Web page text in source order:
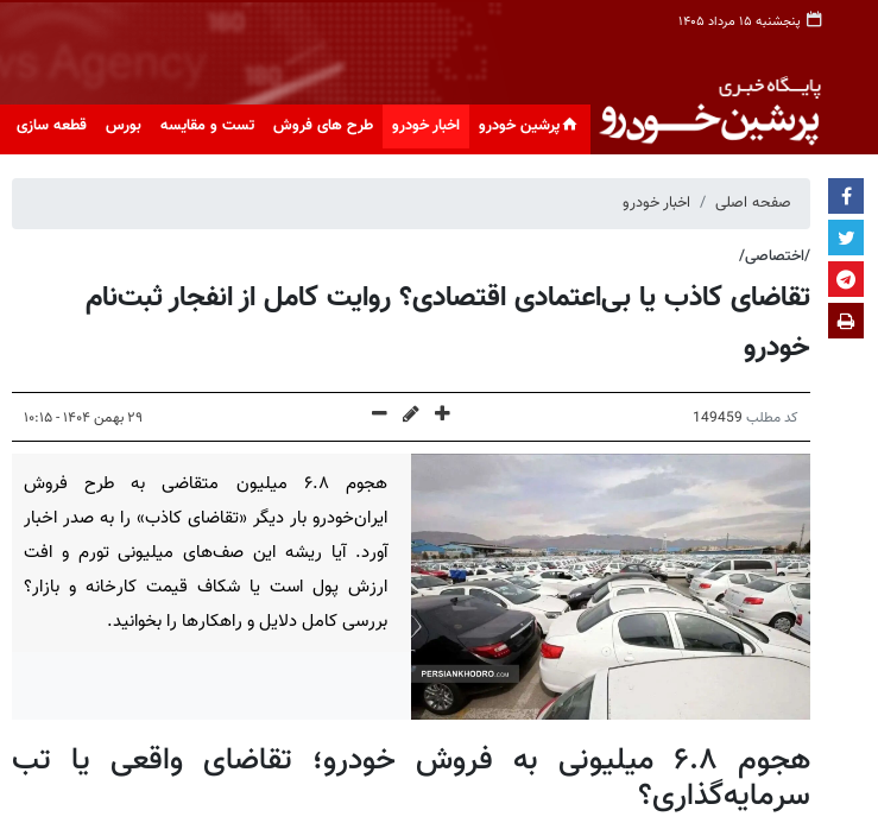
پنجشنبه ۱۵ مرداد ۱۴۰۵
پرشین خودرو اخبار خودرو طرح های فروش تست و مقایسه بورس قطعه سازی
صفحه اصلی اخبار خودرو
/اختصاصی/
تقاضای کاذب یا بی‌اعتمادی اقتصادی؟ روایت کامل از انفجار ثبت‌نام
خودرو
کد مطلب 149459 ۲۹ بهمن ۱۴۰۴ - ۱۰:۱۵
هجوم ۶.۸ میلیون متقاضی به طرح فروش
ایران‌خودرو بار دیگر «تقاضای کاذب» را به صدر اخبار
آورد. آیا ریشه این صف‌های میلیونی تورم و افت
ارزش پول است یا شکاف قیمت کارخانه و بازار؟
بررسی کامل دلایل و راهکارها را بخوانید.
هجوم ۶.۸ میلیونی به فروش خودرو؛ تقاضای واقعی یا تب
سرمایه‌گذاری؟